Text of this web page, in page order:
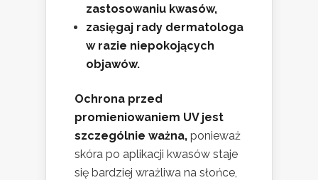
zastosowaniu kwasów,
zasięgaj rady dermatologa
w razie niepokojących
objawów.
Ochrona przed
promieniowaniem UV jest
szczególnie ważna, ponieważ
skóra po aplikacji kwasów staje
się bardziej wrażliwa na słońce,